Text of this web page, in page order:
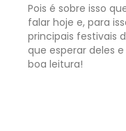
Pois é sobre isso
falar hoje e, para
principais festivais
que esperar deles
boa leitura!